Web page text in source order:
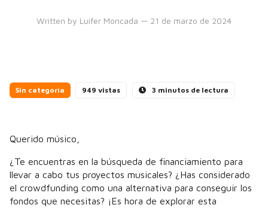
Written by Luifer Moncada — 21 de marzo de 2024
Sin categoría 949 vistas 3 minutos de lectura
Querido músico,
¿Te encuentras en la búsqueda de financiamiento para
llevar a cabo tus proyectos musicales? ¿Has considerado
el crowdfunding como una alternativa para conseguir los
fondos que necesitas? ¡Es hora de explorar esta